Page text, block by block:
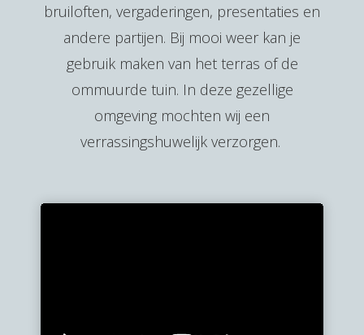
bruiloften, vergaderingen, presentaties en
andere partijen. Bij mooi weer kan je
gebruik maken van het terras of de
ommuurde tuin. In deze gezellige
omgeving mochten wij een
verrassingshuwelijk verzorgen.